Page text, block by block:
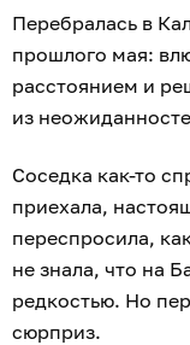
Перебралась в
прошлого мая:
расстоянием и
из
Соседка как-то
приехала,
переспросила,
не знала, что на
редкостью. Но
сюрприз.